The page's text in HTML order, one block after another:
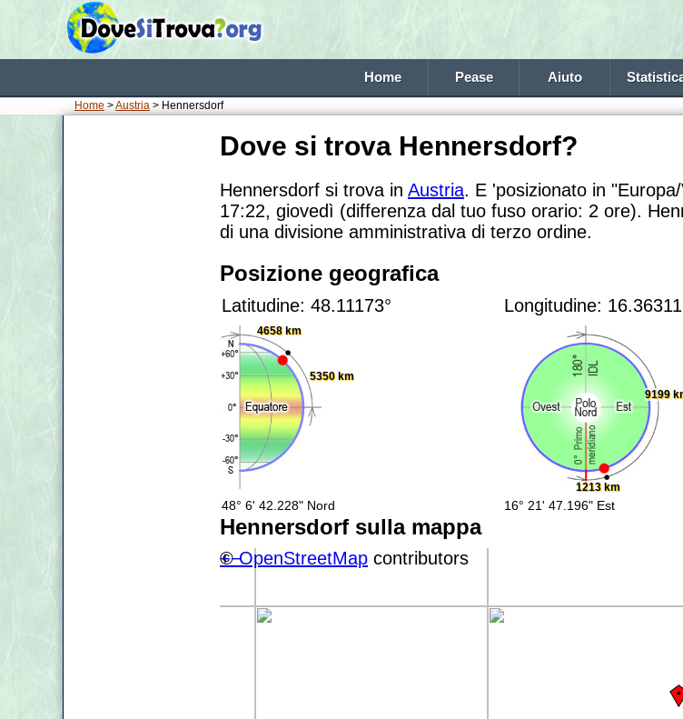
Home Pease Aiuto
Home >Austria > Hennersdorf
Dove si trova Hennersdorf?
Hennersdorf si trova in Austria. E 'posizionato in
17:22, giovedì (differenza dal tuo fuso orario: 2 ore).
di una divisione amministrativa di terzo ordine.
Posizione geografica
Latitudine: 48.11173°
4658 km
5350 km
48° 6' 42.228" Nord
Longitudine:
1213 km
9199
16° 21' 47.196" Est
Hennersdorf sulla mappa
+−
©OpenStreetMap contributors